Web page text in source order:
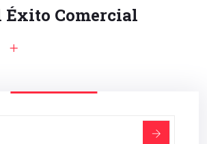
Éxito Comercial